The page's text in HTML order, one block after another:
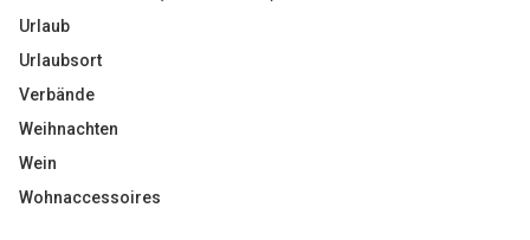
Urlaub
Urlaubsort
Verbände
Weihnachten
Wein
Wohnaccessoires